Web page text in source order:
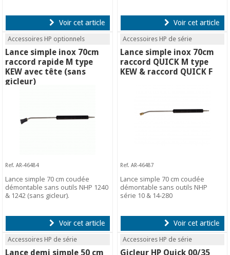
Voir cet article Voir cet article
Accessoires HP optionnels
Lance simple inox 70cm
raccord rapide M type
KEW avec tête (sans
gicleur)
Ref. AR-46484
Lance simple 70 cm coudée
démontable sans outils NHP 1240
& 1242 (sans gicleur).
Voir cet article
Accessoires HP de série
Lance simple inox 70cm
raccord QUICK M type
KEW & raccord QUICK F
Ref. AR-46487
Lance simple 70 cm coudée
démontable sans outils NHP
série 10 & 14-280
Voir cet article
Accessoires HP de série
Lance demi simple 50 cm
Accessoires HP de série
Gicleur HP Quick 00/35